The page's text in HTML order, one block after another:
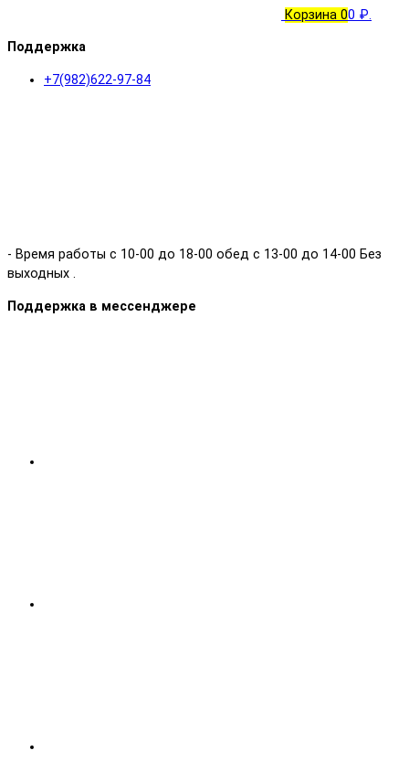
Корзина 00 ₽.
Поддержка
+7(982)622-97-84
- Время работы с 10-00 до 18-00 обед с 13-00 до 14-00 Без
выходных .
Поддержка в мессенджере